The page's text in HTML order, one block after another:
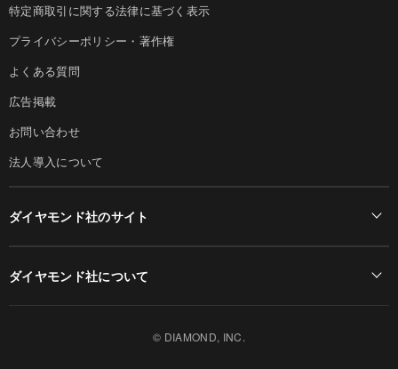
特定商取引に関する法律に基づく表示
プライバシーポリシー・著作権
よくある質問
広告掲載
お問い合わせ
法人導入について
ダイヤモンド社のサイト
ダイヤモンド社について
© DIAMOND, INC.